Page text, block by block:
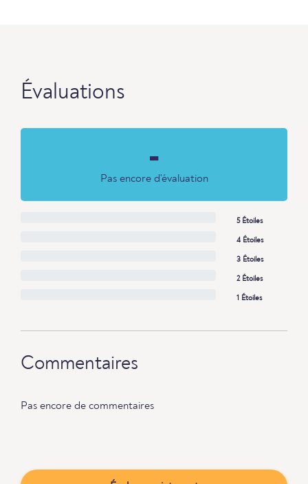
Évaluations
-
Pas encore d'évaluation
5 Étoiles
4 Étoiles
3 Étoiles
2 Étoiles
1 Étoiles
Commentaires
Pas encore de commentaires